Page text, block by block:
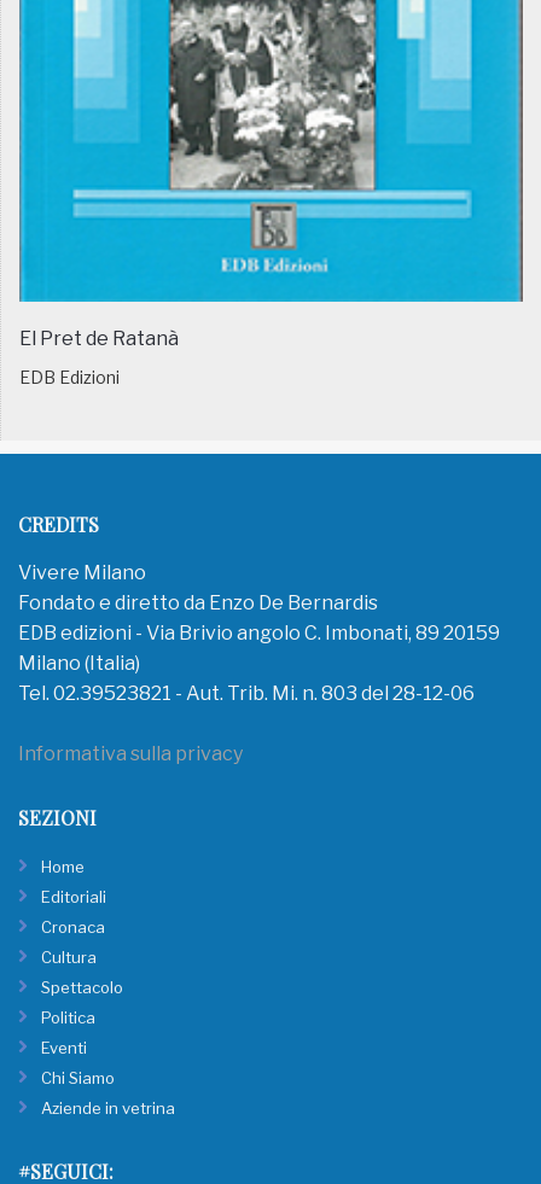
El Pret de Ratanà
EDB Edizioni
CREDITS
Vivere Milano
Fondato e diretto da Enzo De Bernardis
EDB edizioni - Via Brivio angolo C. Imbonati, 89 20159
Milano (Italia)
Tel. 02.39523821 - Aut. Trib. Mi. n. 803 del 28-12-06
Informativa sulla privacy
SEZIONI
Home
Editoriali
Cronaca
Cultura
Spettacolo
Politica
Eventi
Chi Siamo
Aziende in vetrina
#SEGUICI: